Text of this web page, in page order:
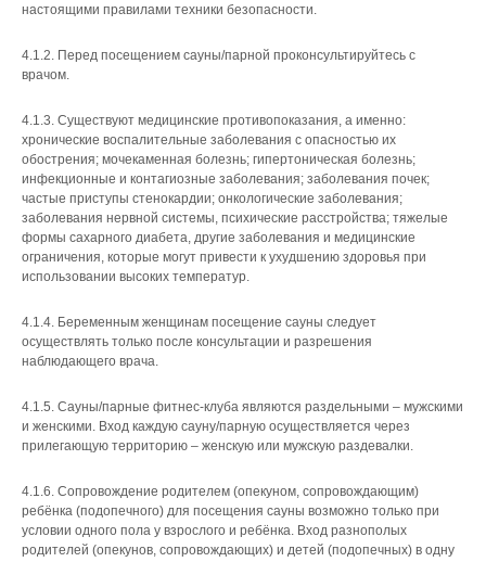
настоящими правилами техники безопасности.
4.1.2. Перед посещением сауны/парной проконсультируйтесь с
врачом.
4.1.3. Существуют медицинские противопоказания, а именно:
хронические воспалительные заболевания с опасностью их
обострения; мочекаменная болезнь; гипертоническая болезнь;
инфекционные и контагиозные заболевания; заболевания почек;
частые приступы стенокардии; онкологические заболевания;
заболевания нервной системы, психические расстройства; тяжелые
формы сахарного диабета, другие заболевания и медицинские
ограничения, которые могут привести к ухудшению здоровья при
использовании высоких температур.
4.1.4. Беременным женщинам посещение сауны следует
осуществлять только после консультации и разрешения
наблюдающего врача.
4.1.5. Сауны/парные фитнес-клуба являются раздельными – мужскими
и женскими. Вход каждую сауну/парную осуществляется через
прилегающую территорию – женскую или мужскую раздевалки.
4.1.6. Сопровождение родителем (опекуном, сопровождающим)
ребёнка (подопечного) для посещения сауны возможно только при
условии одного пола у взрослого и ребёнка. Вход разнополых
родителей (опекунов, сопровождающих) и детей (подопечных) в одну